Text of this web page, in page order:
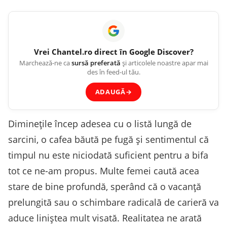
Vrei Chantel.rodirect în Google Discover?
Marchează-ne casursă preferată și articolele noastre apar mai
des în feed-ul tău.
ADAUGĂ→
Diminețile încep adesea cu o listă lungă de
sarcini, o cafea băută pe fugă și sentimentul că
timpul nu este niciodată suficient pentru a bifa
tot ce ne-am propus. Multe femei caută acea
stare de bine profundă, sperând că o vacanță
prelungită sau o schimbare radicală de carieră va
aduce liniștea mult visată. Realitatea ne arată